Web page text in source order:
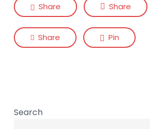
Share Share
Share Pin
Search